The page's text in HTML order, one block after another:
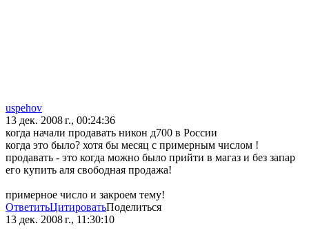
uspehov
13 дек. 2008 г., 00:24:36
когда начали продавать никон д700 в России
когда это было? хотя бы месяц с примерным числом !
продавать - это когда можно было прийти в магаз и без запар
его купить аля свободная продажа!
примерное число и закроем тему!
ОтветитьЦитироватьПоделиться
13 дек. 2008 г., 11:30:10